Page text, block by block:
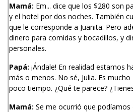
Mamá: Em... dice que los $280 son
y el hotel por dos noches. También
que le corresponde a Juanita. Pero
dinero para comidas y bocadillos, y
personales.
Papá: ¡Ándale! En realidad estamos
más o menos. No sé, Julia. Es
poco tiempo. ¿Qué te parece?
Mamá: Se me ocurrió que